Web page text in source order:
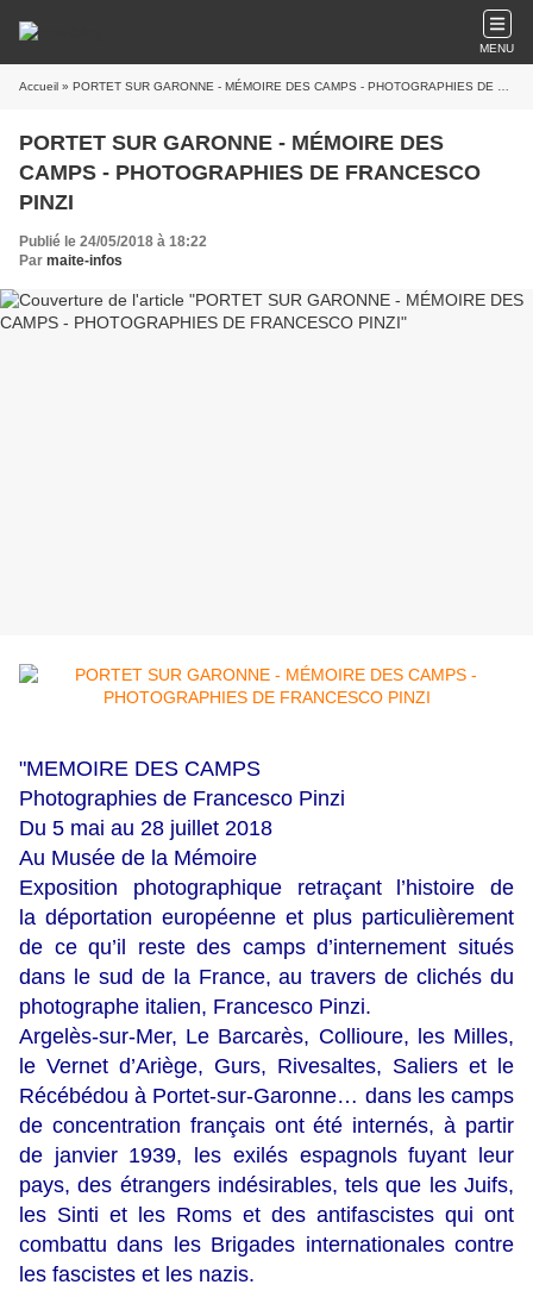
MENU
Accueil » PORTET SUR GARONNE - MÉMOIRE DES CAMPS - PHOTOGRAPHIES DE FRANCESCO PINZI
PORTET SUR GARONNE - MÉMOIRE DES
CAMPS - PHOTOGRAPHIES DE FRANCESCO
PINZI
Publié le 24/05/2018 à 18:22
Par maite-infos
"MEMOIRE DES CAMPS
Photographies de Francesco Pinzi
Du 5 mai au 28 juillet 2018
Au Musée de la Mémoire
Exposition photographique retraçant l’histoire de
la déportation européenne et plus particulièrement
de ce qu’il reste des camps d’internement situés
dans le sud de la France, au travers de clichés du
photographe italien, Francesco Pinzi.
Argelès-sur-Mer, Le Barcarès, Collioure, les Milles,
le Vernet d’Ariège, Gurs, Rivesaltes, Saliers et le
Récébédou à Portet-sur-Garonne… dans les camps
de concentration français ont été internés, à partir
de janvier 1939, les exilés espagnols fuyant leur
pays, des étrangers indésirables, tels que les Juifs,
les Sinti et les Roms et des antifascistes qui ont
combattu dans les Brigades internationales contre
les fascistes et les nazis.